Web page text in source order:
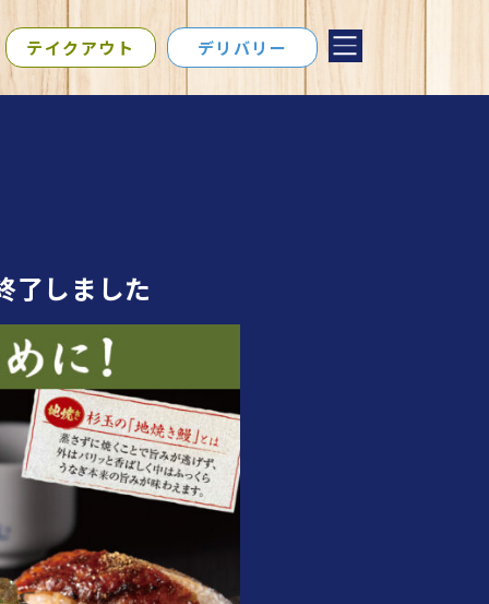
テイクアウト デリバリー
了しました